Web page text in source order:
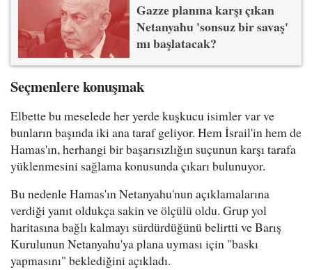
Gazze planına karşı çıkan
Netanyahu 'sonsuz bir savaş'
mı başlatacak?
Seçmenlere konuşmak
Elbette bu meselede her yerde kuşkucu isimler var ve
bunların başında iki ana taraf geliyor. Hem İsrail'in hem de
Hamas'ın, herhangi bir başarısızlığın suçunun karşı tarafa
yüklenmesini sağlama konusunda çıkarı bulunuyor.
Bu nedenle Hamas'ın Netanyahu'nun açıklamalarına
verdiği yanıt oldukça sakin ve ölçülü oldu. Grup yol
haritasına bağlı kalmayı sürdürdüğünü belirtti ve Barış
Kurulunun Netanyahu'ya plana uyması için "baskı
yapmasını" beklediğini açıkladı.